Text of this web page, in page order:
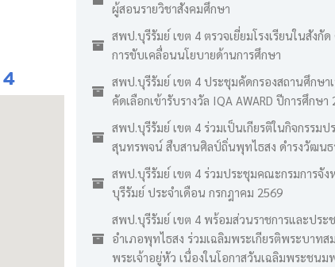
ผู้สอนรายวิชาสังคมศึกษา
สพป.บุรีรัมย์ เขต 4 ตรวจเยี่ยมโรงเรียนในสังกั
การขับเคลื่อนนโยบายด้านการศึกษา
สพป.บุรีรัมย์ เขต 4 ประชุมคัดกรองสถานศึกษา
คัดเลือกเข้ารับรางวัล IQA AWARD ปีการศึกษา
สพป.บุรีรัมย์ เขต 4 ร่วมเป็นเกียรติในกิจกรรม
สุนทรพจน์ สืบสานศิลป์ถิ่นพุทไธสง ดำรงวัฒนธ
สพป.บุรีรัมย์ เขต 4 ร่วมประชุมคณะกรมการจัง
บุรีรัมย์ ประจำเดือน กรกฎาคม 2569
สพป.บุรีรัมย์ เขต 4 พร้อมส่วนราชการและประ
อำเภอพุทไธสง ร่วมเฉลิมพระเกียรติพระบาทส
พระเจ้าอยู่หัว เนื่องในโอกาสวันเฉลิมพระชนม